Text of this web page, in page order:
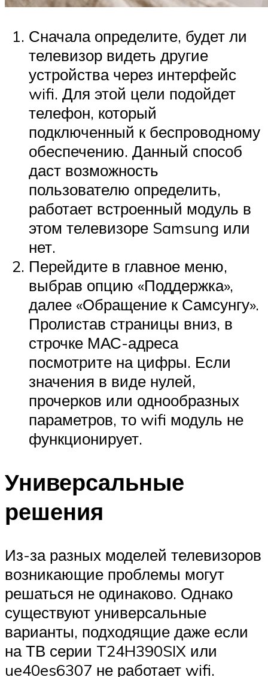
Сначала определите, будет ли
телевизор видеть другие
устройства через интерфейс
wifi. Для этой цели подойдет
телефон, который
подключенный к беспроводному
обеспечению. Данный способ
даст возможность
пользователю определить,
работает встроенный модуль в
этом телевизоре Samsung или
нет.
Перейдите в главное меню,
выбрав опцию «Поддержка»,
далее «Обращение к Самсунгу».
Пролистав страницы вниз, в
строчке МАС-адреса
посмотрите на цифры. Если
значения в виде нулей,
прочерков или однообразных
параметров, то wifi модуль не
функционирует.
Универсальные
решения
Из-за разных моделей телевизоров
возникающие проблемы могут
решаться не одинаково. Однако
существуют универсальные
варианты, подходящие даже если
на ТВ серии T24H390SIX или
ue40es6307 не работает wifi.